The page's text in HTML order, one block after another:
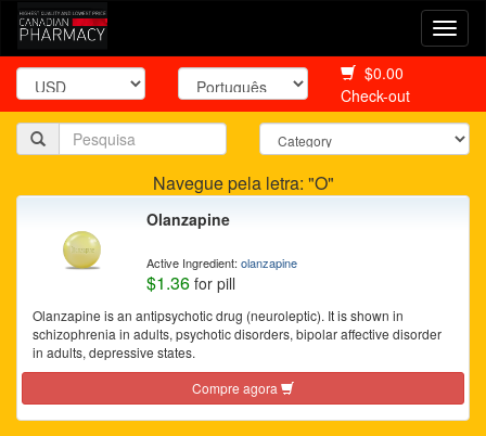
$0.00
Check-out
Navegue pela letra: "O"
Olanzapine
Active Ingredient: olanzapine
$1.36 for pill
Olanzapine is an antipsychotic drug (neuroleptic). It is shown in
schizophrenia in adults, psychotic disorders, bipolar affective disorder
in adults, depressive states.
Compre agora